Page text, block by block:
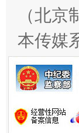
（北京
本传媒